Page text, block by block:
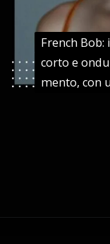
French Bob:
corto e
mento, con
French Bob:
corto e
mento, con